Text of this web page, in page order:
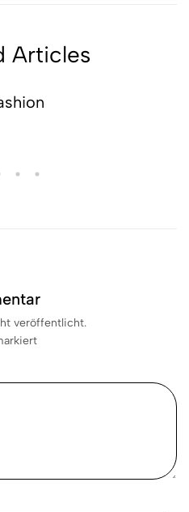
Articles
veröffentlicht.